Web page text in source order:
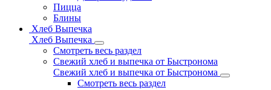
Пицца
Блины
Хлеб Выпечка
Хлеб Выпечка
Смотреть весь раздел
Свежий хлеб и выпечка от Быстронома
Свежий хлеб и выпечка от Быстронома
Смотреть весь раздел